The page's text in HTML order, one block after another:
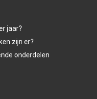
jaar?
zijn er?
onderdelen